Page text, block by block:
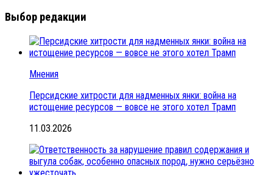
Выбор редакции
Мнения
Персидские хитрости для надменных янки: война на
истощение ресурсов — вовсе не этого хотел Трамп
11.03.2026